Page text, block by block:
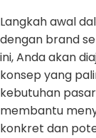
Langkah awal
dengan brand
ini, Anda akan
konsep yang
kebutuhan
membantu
konkret dan